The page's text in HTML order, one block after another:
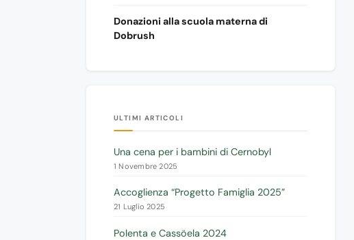
Donazioni alla scuola materna di
Dobrush
ULTIMI ARTICOLI
Una cena per i bambini di Cernobyl
1 Novembre 2025
Accoglienza “Progetto Famiglia 2025”
21 Luglio 2025
Polenta e Cassöela 2024